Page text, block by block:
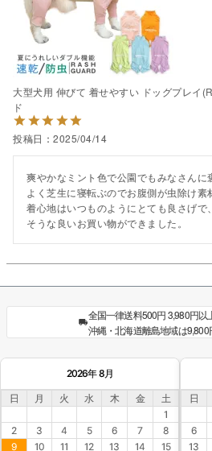
大型犬用 伸びて 着せやすい ドッグプレイ
ド
投稿日 2025/04/14
爽やかなミント色で公園でもみなさんに
よく芝生に寝転ぶのでお腹側が虫除け素
着心地はいつものようにとても良さげで
そうな良いお買い物ができました。
全国一律送料500円 3,980円以
沖縄・北海道離島地域は
2026年 8月
日 月 火 水 木 金
土
1
2
3 4 5 6 7
8
9
10 11 12 13 14 15
日
6
13